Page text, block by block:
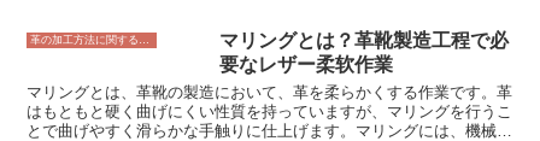
ます。また、硫酸第一鉄アンモニウムは、革の色を濃くしたり、防水
性を高めたりする効果も期待できます。使用量は、皮の厚さやなめす
目的によって異なりますが、一般的には革の重量に対して10～20％
程度添加されます。
マリングとは？革靴製造工程で必
要なレザー柔软作業
マリングとは、革靴の製造において、革を柔らかくする作業です。革
はもともと硬く曲げにくい性質を持っていますが、マリングを行うこ
とで曲げやすく滑らかな手触りに仕上げます。マリングには、機械を